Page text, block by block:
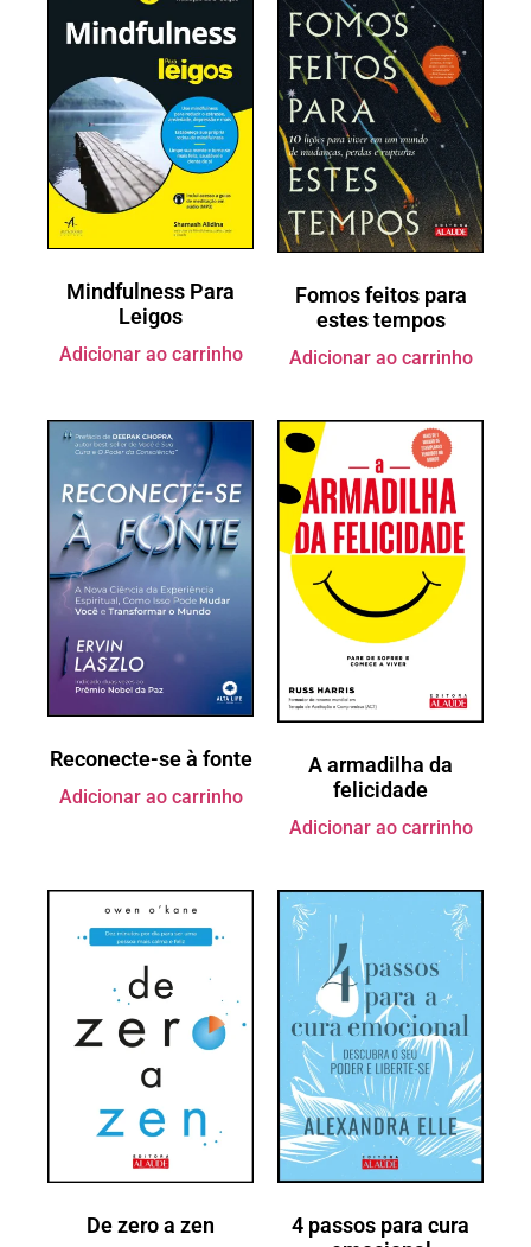
Mindfulness Para
Leigos
Adicionar ao carrinho
Fomos feitos para
estes tempos
Adicionar ao carrinho
Reconecte-se à fonte
Adicionar ao carrinho
A armadilha da
felicidade
Adicionar ao carrinho
De zero a zen
4 passos para cura